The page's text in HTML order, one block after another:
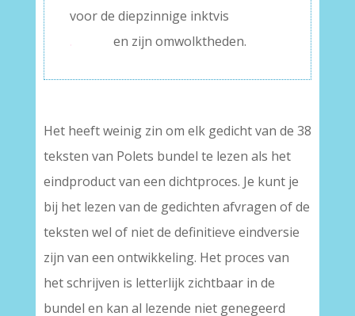
voor de diepzinnige inktvis
.
en zijn omwolktheden.
Het heeft weinig zin om elk gedicht van de 38
teksten van Polets bundel te lezen als het
eindproduct van een dichtproces. Je kunt je
bij het lezen van de gedichten afvragen of de
teksten wel of niet de definitieve eindversie
zijn van een ontwikkeling. Het proces van
het schrijven is letterlijk zichtbaar in de
bundel en kan al lezende niet genegeerd